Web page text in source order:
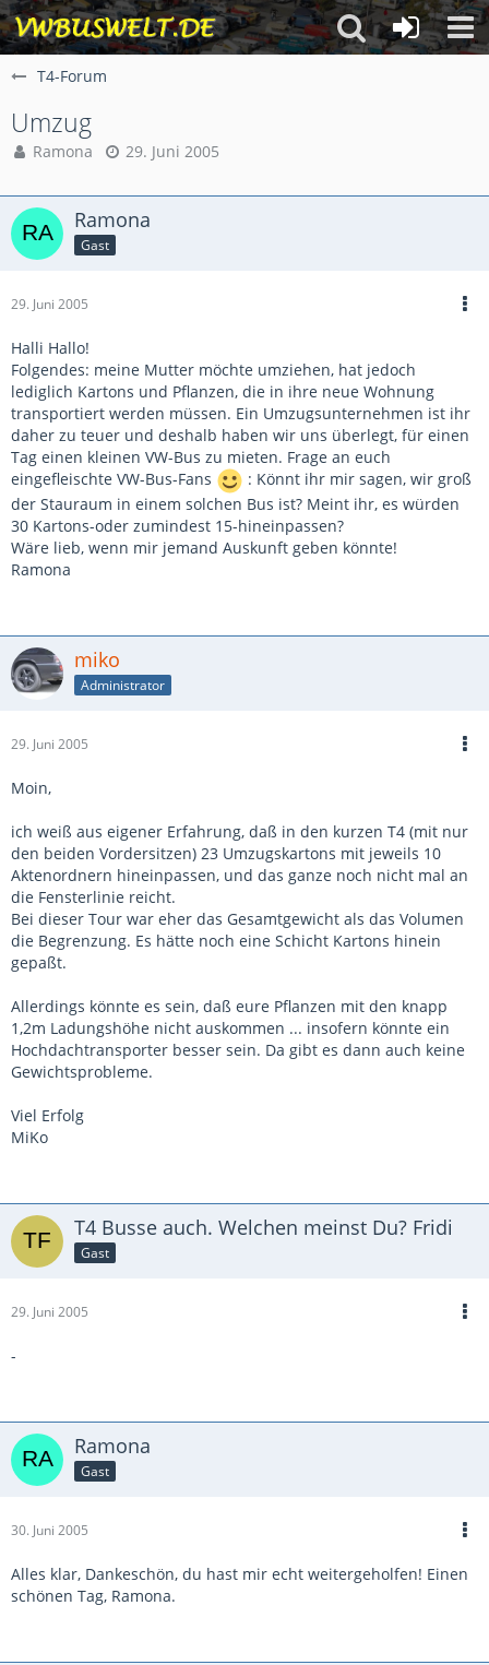
T4-Forum
Umzug
Ramona 29. Juni 2005
Ramona
Gast
29. Juni 2005
Halli Hallo!
Folgendes: meine Mutter möchte umziehen, hat jedoch
lediglich Kartons und Pflanzen, die in ihre neue Wohnung
transportiert werden müssen. Ein Umzugsunternehmen ist ihr
daher zu teuer und deshalb haben wir uns überlegt, für einen
Tag einen kleinen VW-Bus zu mieten. Frage an euch
eingefleischte VW-Bus-Fans
: Könnt ihr mir sagen, wir groß
der Stauraum in einem solchen Bus ist? Meint ihr, es würden
30 Kartons-oder zumindest 15-hineinpassen?
Wäre lieb, wenn mir jemand Auskunft geben könnte!
Ramona
miko
Administrator
29. Juni 2005
Moin,
ich weiß aus eigener Erfahrung, daß in den kurzen T4 (mit nur
den beiden Vordersitzen) 23 Umzugskartons mit jeweils 10
Aktenordnern hineinpassen, und das ganze noch nicht mal an
die Fensterlinie reicht.
Bei dieser Tour war eher das Gesamtgewicht als das Volumen
die Begrenzung. Es hätte noch eine Schicht Kartons hinein
gepaßt.
Allerdings könnte es sein, daß eure Pflanzen mit den knapp
1,2m Ladungshöhe nicht auskommen ... insofern könnte ein
Hochdachtransporter besser sein. Da gibt es dann auch keine
Gewichtsprobleme.
Viel Erfolg
MiKo
T4 Busse auch. Welchen meinst Du? Fridi
Gast
29. Juni 2005
-
Ramona
Gast
30. Juni 2005
Alles klar, Dankeschön, du hast mir echt weitergeholfen! Einen
schönen Tag, Ramona.